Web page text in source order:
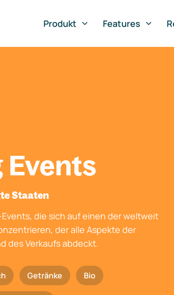
Produkt
Features
Events
Staaten
die sich auf einen der weltweit
der alle Aspekte der
des Verkaufs abdeckt.
Getränke Bio